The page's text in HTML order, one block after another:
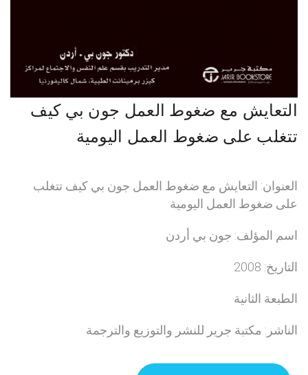
التعايش مع ضغوط العمل جون بي كيف
تتغلب على ضغوط العمل اليومية
العنوان: التعايش مع ضغوط العمل جون بي كيف تتغلب
على ضغوط العمل اليومية
اسم المؤلف: جون بي أردن
التاريخ: 2008
الطبعة الثانية
الناشر: مكتبة جرير للنشر والتوزيع والترجمة